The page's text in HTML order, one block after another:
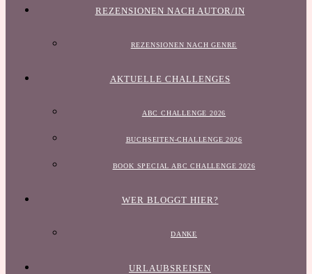
REZENSIONEN NACH AUTOR/IN
REZENSIONEN NACH GENRE
AKTUELLE CHALLENGES
ABC CHALLENGE 2026
BUCHSEITEN-CHALLENGE 2026
BOOK SPECIAL ABC CHALLENGE 2026
WER BLOGGT HIER?
DANKE
URLAUBSREISEN